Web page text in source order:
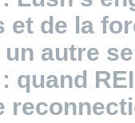
et de la
un autre
quand